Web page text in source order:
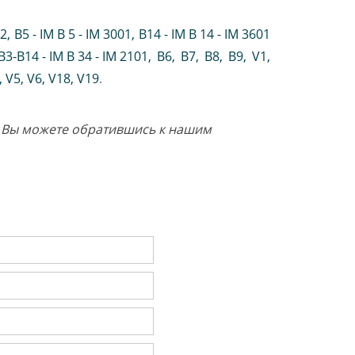
, B5 - IM B 5 - IM 3001, B14 - IM B 14 - IM 3601
B14 - IM B 34 - IM 2101, B6, B7, B8, B9, V1
V5, V6, V18, V19.
Вы можете обратившись к нашим